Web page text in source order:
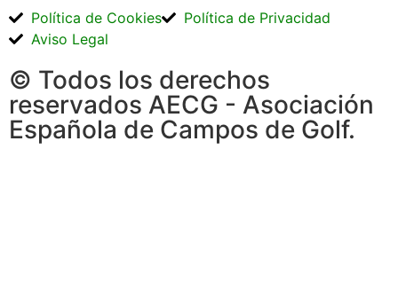
© Todos los derechos
reservados AECG - Asociación
Española de Campos de Golf.
Política de Cookies
Política de Privacidad
Aviso Legal